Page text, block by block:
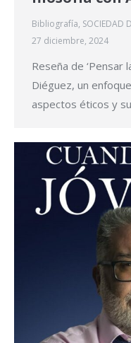
Bibliografía, SOCIEDAD
27 diciembre, 2024
Reseña de ‘Pensar
Diéguez, un
aspectos éticos y